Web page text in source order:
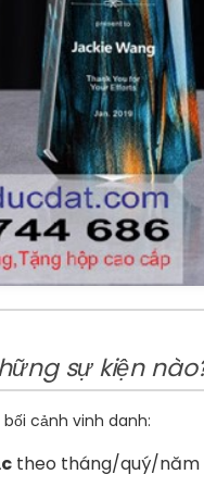
sự kiện
cảnh vinh danh:
theo tháng/quý/năm